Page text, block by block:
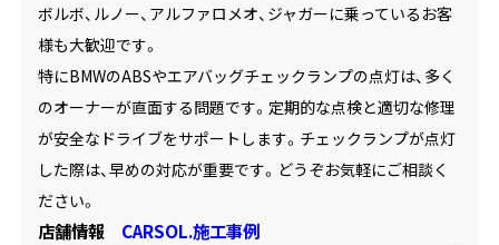
ボルボ、ルノー、アルファロメオ、ジャガーに乗っているお客
様も大歓迎です。
特にBMWのABSやエアバッグチェックランプの点灯は、多く
のオーナーが直面する問題です。定期的な点検と適切な修理
が安全なドライブをサポートします。チェックランプが点灯
した際は、早めの対応が重要です。どうぞお気軽にご相談く
ださい。
店舗情報 CARSOL.施工事例